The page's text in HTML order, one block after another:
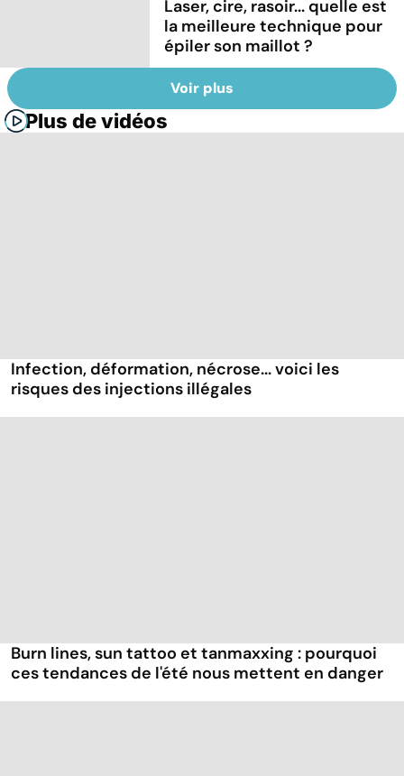
Laser, cire, rasoir... quelle est
la meilleure technique pour
épiler son maillot ?
Voir plus
Plus de vidéos
Infection, déformation, nécrose... voici les
risques des injections illégales
Burn lines, sun tattoo et tanmaxxing : pourquoi
ces tendances de l'été nous mettent en danger